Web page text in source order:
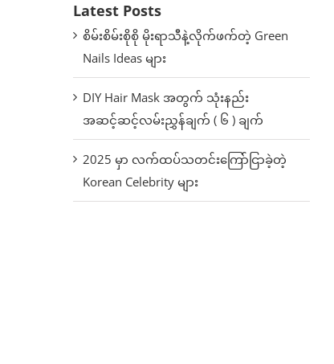
Latest Posts
စိမ်းစိမ်းစိုစို မိုးရာသီနဲ့လိုက်ဖက်တဲ့ Green
Nails Ideas များ
DIY Hair Mask အတွက် သုံးနည်း
အဆင့်ဆင့်လမ်းညွှန်ချက် ( ၆ ) ချက်
2025 မှာ လက်ထပ်သတင်းကြော်ငြာခဲ့တဲ့
Korean Celebrity များ